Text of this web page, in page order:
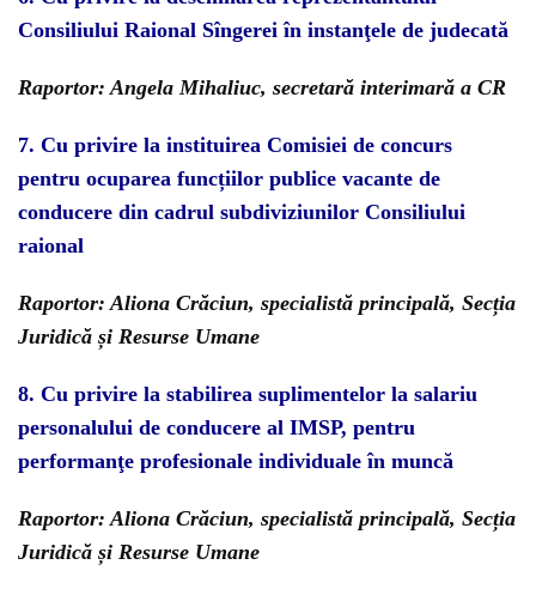
Consiliului Raional Sîngereiîn instanţele de judecată
Raportor: Angela Mihaliuc, secretară interimară a CR
7. Cu privire la instituirea Comisiei de concurs
pentru ocuparea funcțiilor publice vacante de
conducere din cadrul subdiviziunilor Consiliului
raional
Raportor: Aliona Crăciun, specialistă principală, Secția
Juridică și Resurse Umane
8. Cu privire la stabilirea suplimentelor la salariu
personalului de conducere al IMSP, pentru
performanţe profesionale individuale în muncă
Raportor: Aliona Crăciun, specialistă principală, Secția
Juridică și Resurse Umane